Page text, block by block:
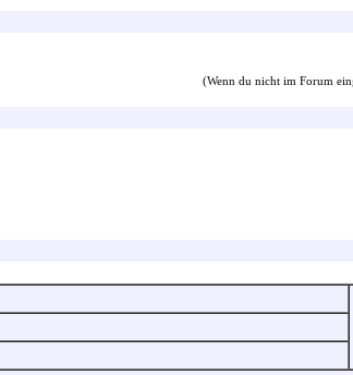
(Wenn du nicht im Forum